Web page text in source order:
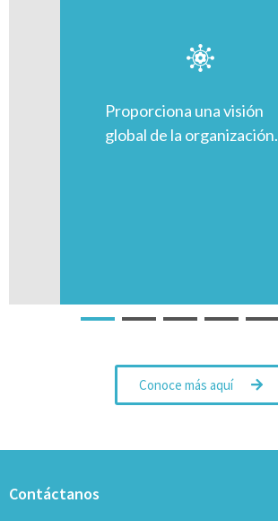
Proporciona una visión
global de la organización.
Conoce más aquí
Contáctanos